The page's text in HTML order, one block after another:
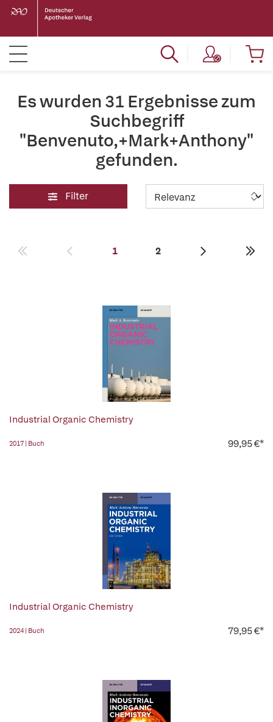
Es wurden 31 Ergebnisse zum
Suchbegriff
"Benvenuto,+Mark+Anthony"
gefunden.
Filter
1 2
Industrial Organic Chemistry
2017 | Buch 99,95 €*
Industrial Organic Chemistry
2024 | Buch 79,95 €*